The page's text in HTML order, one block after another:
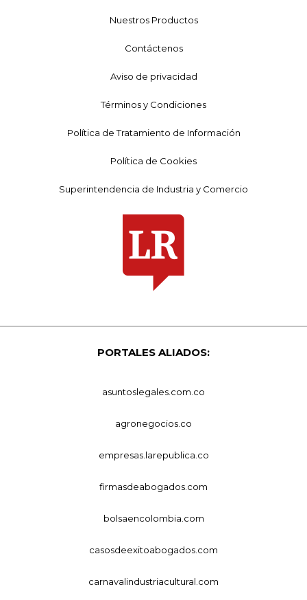
Nuestros Productos
Contáctenos
Aviso de privacidad
Términos y Condiciones
Política de Tratamiento de Información
Política de Cookies
Superintendencia de Industria y Comercio
PORTALES ALIADOS:
asuntoslegales.com.co
agronegocios.co
empresas.larepublica.co
firmasdeabogados.com
bolsaencolombia.com
casosdeexitoabogados.com
carnavalindustriacultural.com